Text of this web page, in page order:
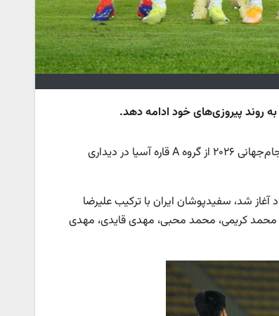
روند پیروزی‌های خود ادامه دهد.
_ تیم ملی فوتبال ایران در هفته پنجم از مرحله نهایی دور مقدماتی جام‌جهانی ۲۰۲۶ از گروه A قاره آسیا در دیداری
از ساعت ۱۵:۳۰ با قضاوت سعدالله گلمراد آغاز شد، سفیدپوشان ایران با ترکیب علیرضا
محمد کریمی، محمد محبی، مهدی قایدی، مهدی